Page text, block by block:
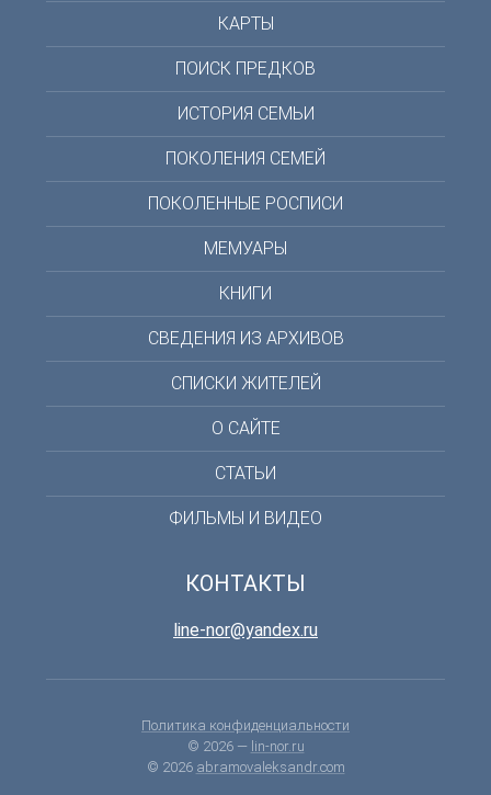
КАРТЫ
ПОИСК ПРЕДКОВ
ИСТОРИЯ СЕМЬИ
ПОКОЛЕНИЯ СЕМЕЙ
ПОКОЛЕННЫЕ РОСПИСИ
МЕМУАРЫ
КНИГИ
СВЕДЕНИЯ ИЗ АРХИВОВ
СПИСКИ ЖИТЕЛЕЙ
О САЙТЕ
СТАТЬИ
ФИЛЬМЫ И ВИДЕО
КОНТАКТЫ
line-nor@yandex.ru
Политика конфиденциальности
© 2026 — lin-nor.ru
© 2026 abramovaleksandr.com